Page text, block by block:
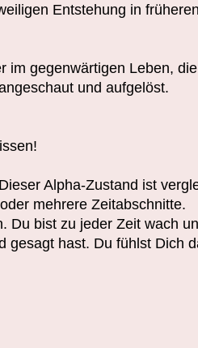
Entstehung in
im gegenwärtigen Leben,
und aufgelöst.
Alpha-Zustand ist
mehrere Zeitabschnitte.
Du bist zu jeder Zeit wach
gesagt hast. Du fühlst Dich